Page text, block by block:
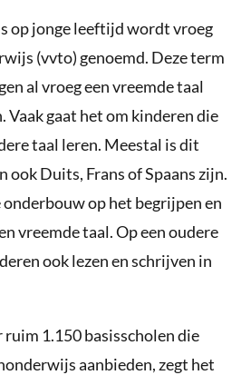
op jonge leeftijd wordt vroeg
(vvto) genoemd. Deze term
al vroeg een vreemde taal
Vaak gaat het om kinderen die
taal leren. Meestal is dit
ook Duits, Frans of Spaans zijn.
op het begrijpen en
vreemde taal. Op een oudere
ook lezen en schrijven in
1.150 basisscholen die
aanbieden, zegt het